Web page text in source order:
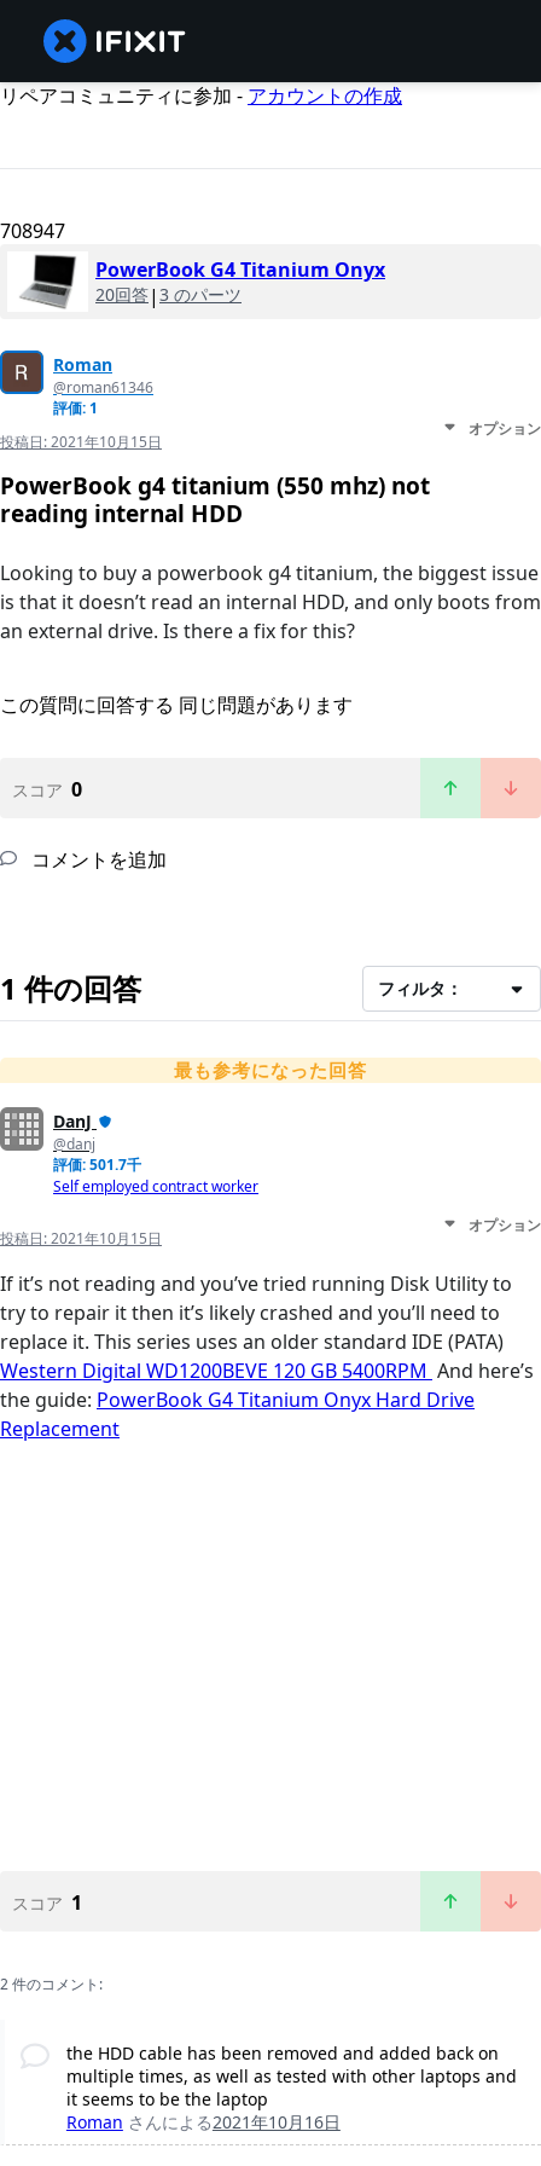
リペアコミュニティに参加 - アカウントの作成
708947
PowerBook G4 Titanium Onyx
20回答| 3 のパーツ
Roman
@roman61346
評価: 1
投稿日:2021年10月15日
オプション
PowerBook g4 titanium (550 mhz) not
reading internal HDD
Looking to buy a powerbook g4 titanium, the biggest issue
is that it doesn’t read an internal HDD, and only boots from
an external drive. Is there a fix for this?
この質問に回答する 同じ問題があります
スコア 0
コメントを追加
1 件の回答 フィルタ：
最も参考になった回答
DanJ
@danj
評価: 501.7千
Self employed contract worker
投稿日:2021年10月15日
オプション
If it’s not reading and you’ve tried running Disk Utility to
try to repair it then it’s likely crashed and you’ll need to
replace it. This series uses an older standard IDE (PATA)
Western Digital WD1200BEVE 120 GB 5400RPM And here’s
the guide: PowerBook G4 Titanium Onyx Hard Drive
Replacement
スコア 1
2 件のコメント:
the HDD cable has been removed and added back on
multiple times, as well as tested with other laptops and
it seems to be the laptop
Roman さんによる2021年10月16日